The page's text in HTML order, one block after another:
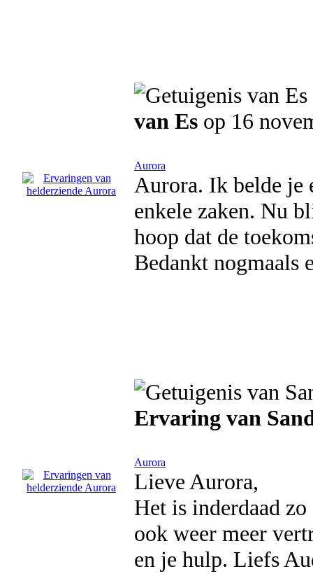
van Es op 16
Aurora
Aurora. Ik belde je
enkele zaken. Nu
hoop dat de
Bedankt nogmaals
Ervaring van
Aurora
Lieve Aurora,
Het is inderdaad
ook weer meer
en je hulp. Liefs